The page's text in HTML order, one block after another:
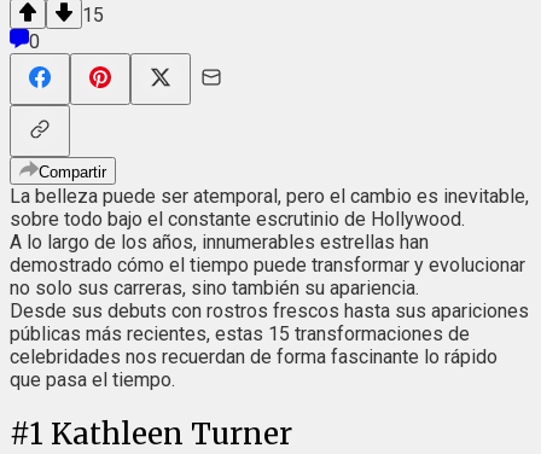
15
0
Compartir
La belleza puede ser atemporal, pero el cambio es inevitable,
sobre todo bajo el constante escrutinio de Hollywood.
A lo largo de los años, innumerables estrellas han
demostrado cómo el tiempo puede transformar y evolucionar
no solo sus carreras, sino también su apariencia.
Desde sus debuts con rostros frescos hasta sus apariciones
públicas más recientes, estas 15 transformaciones de
celebridades nos recuerdan de forma fascinante lo rápido
que pasa el tiempo.
#1 Kathleen Turner